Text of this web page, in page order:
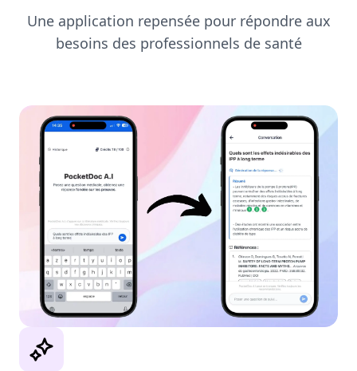
Une application repensée pour répondre aux
besoins des professionnels de santé